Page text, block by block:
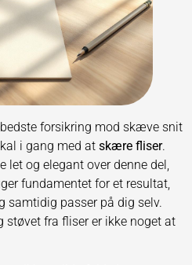
forsikring mod skæve snit
i gang med at skære fliser.
let og elegant over denne del,
fundamentet for et resultat,
samtidig passer på dig selv.
fra fliser er ikke noget at